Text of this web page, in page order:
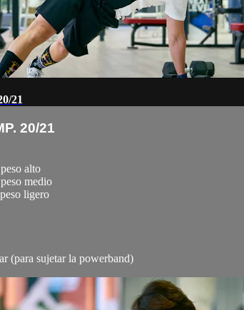
21
20/21
alto
medio
ligero
(para sujetar la powerband)